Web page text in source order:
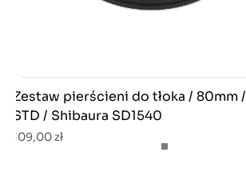
Zestaw pierścieni do tłoka / 80mm /
STD / Shibaura SD1540
109,00 zł